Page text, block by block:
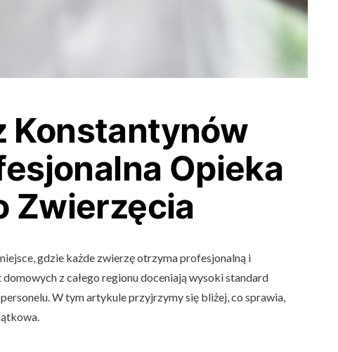
Konstantynów
Opieka
Zwierzęcia
gdzie każde zwierzę otrzyma profesjonalną i
z całego regionu doceniają wysoki standard
W tym artykule przyjrzymy się bliżej, co sprawia,